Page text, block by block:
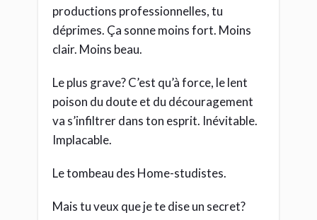
productions professionnelles, tu
déprimes. Ça sonne moins fort. Moins
clair. Moins beau.
Le plus grave? C’est qu’à force, le lent
poison du doute et du découragement
va s’infiltrer dans ton esprit. Inévitable.
Implacable.
Le tombeau des Home-studistes.
Mais tu veux que je te dise un secret?